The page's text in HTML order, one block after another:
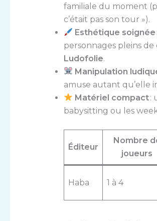
familiale du moment
c’était pas son tour »).
Esthétique soignée
personnages pleins
Ludofolie.
Manipulation
amuse autant qu’elle
Matériel compact:
babysitting ou les
Éditeur
Nombre
joueurs
Haba 1 à 4